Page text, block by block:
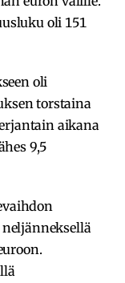
oli 151
oli
torstaina
aikana
9,5